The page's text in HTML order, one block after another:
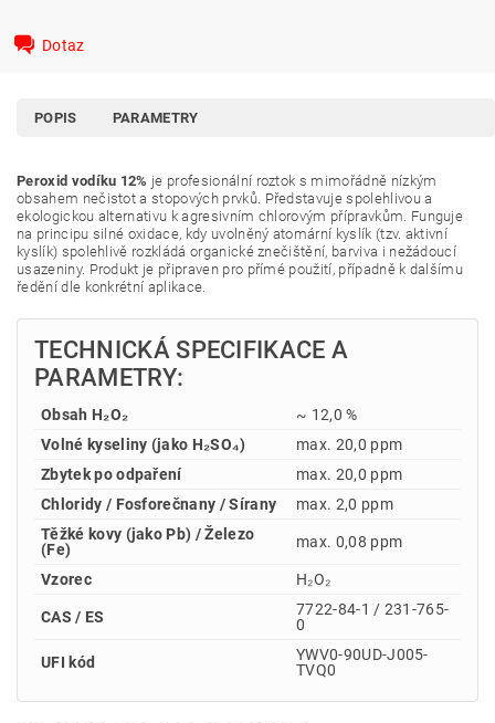
Dotaz
POPIS PARAMETRY
Peroxid vodíku 12% je profesionální roztok s mimořádně nízkým
obsahem nečistot a stopových prvků. Představuje spolehlivou a
ekologickou alternativu k agresivním chlorovým přípravkům. Funguje
na principu silné oxidace, kdy uvolněný atomární kyslík (tzv. aktivní
kyslík) spolehlivě rozkládá organické znečištění, barviva i nežádoucí
usazeniny. Produkt je připraven pro přímé použití, případně k dalšímu
ředění dle konkrétní aplikace.
TECHNICKÁ SPECIFIKACE A
PARAMETRY:
Obsah H₂O₂
~ 12,0 %
Volné kyseliny (jako H₂SO₄)
max. 20,0 ppm
Zbytek po odpaření
max. 20,0 ppm
Chloridy / Fosforečnany / Sírany
max. 2,0 ppm
Těžké kovy (jako Pb) / Železo
(Fe)
max. 0,08 ppm
Vzorec H₂O₂
CAS / ES
7722-84-1 / 231-765-
0
UFI kód
YWV0-90UD-J005-
TVQ0